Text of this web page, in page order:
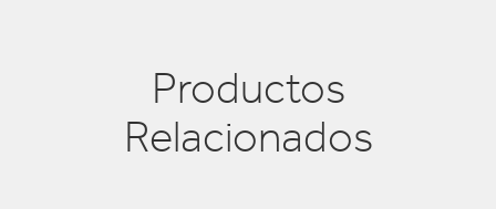
Productos
Relacionados